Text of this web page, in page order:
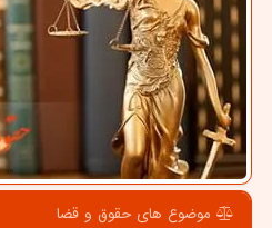
موضوع های حقوق و قضا